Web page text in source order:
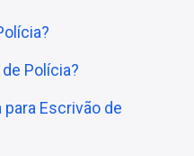
Polícia?
Escrivão de